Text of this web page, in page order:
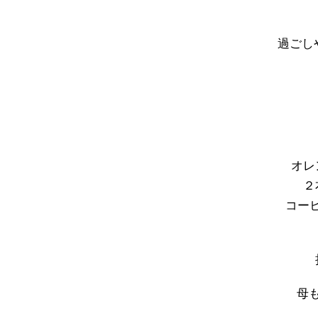
過ごし
オ
コー
母